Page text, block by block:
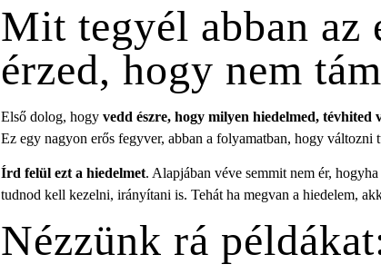
Mit tegyél abban az
érzed, hogy nem
Első dolog, hogy vedd észre, hogy milyen hiedelmed, tévhited
Ez egy nagyon erős fegyver, abban a folyamatban, hogy
Írd felül ezt a hiedelmet. Alapjában véve semmit nem ér,
tudnod kell kezelni, irányítani is. Tehát ha megvan a hiedelem,
Nézzünk rá